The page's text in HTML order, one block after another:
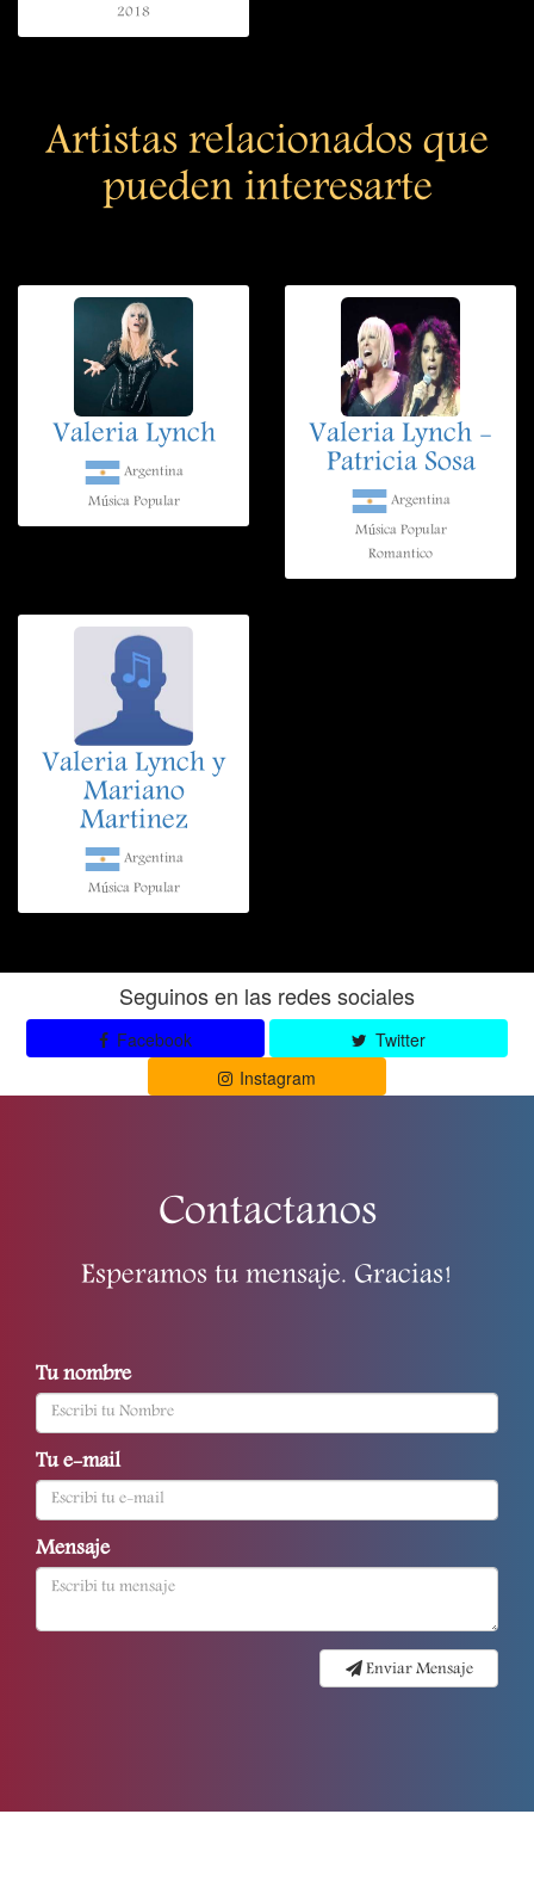
2018
Artistas relacionados que
pueden interesarte
Valeria Lynch
Argentina
Música Popular
Valeria Lynch -
Patricia Sosa
Argentina
Música Popular
Romantico
Valeria Lynch y
Mariano
Martinez
Argentina
Música Popular
Seguinos en las redes sociales
Facebook
Twitter
Instagram
Contactanos
Esperamos tu mensaje. Gracias!
Tu nombre
Tu e-mail
Mensaje
Enviar Mensaje